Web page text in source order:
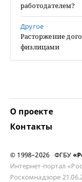
работодателем?
Другое
Расторжение
физлицами
О проекте
Контакты
© 1998–2026 ФГБУ
Интернет-портал
Роскомнадзоре